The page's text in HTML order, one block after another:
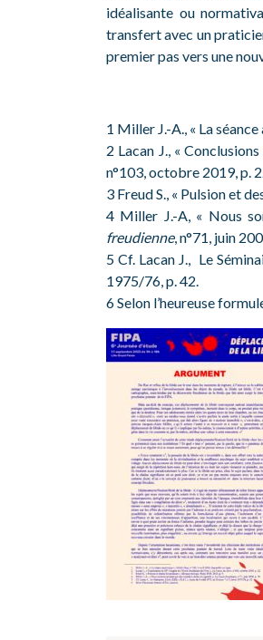
idéalisante ou
transfert avec un
premier pas vers une
1 Miller J.-A., « La
2 Lacan J., «
n°103, octobre 2019, p.
3 Freud S., « Pulsion et
4 Miller J.-A, « Nous
freudienne, n°71, juin
5 Cf. Lacan J., Le
1975/76, p. 42.
6 Selon l’heureuse